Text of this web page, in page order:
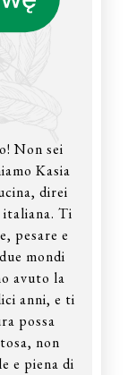
Non sei
Kasia
direi
italiana. Ti
pesare e
mondi
avuto la
anni, e ti
possa
non
e piena di